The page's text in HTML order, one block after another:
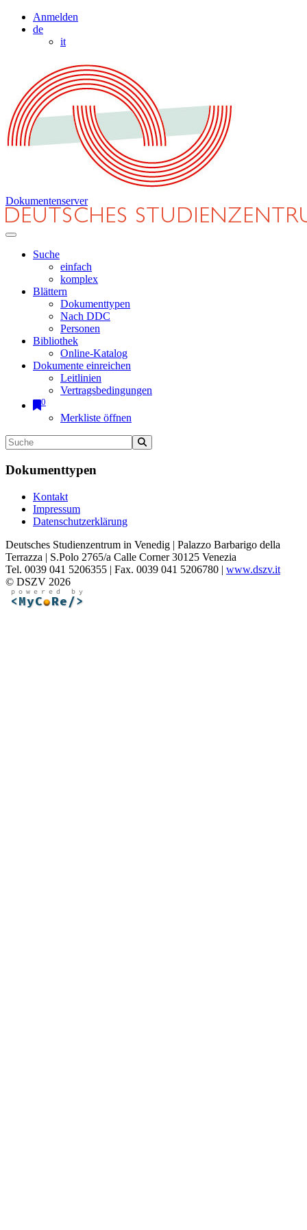
Anmelden
de
it
Dokumentenserver
Suche
einfach
komplex
Blättern
Dokumenttypen
Nach DDC
Personen
Bibliothek
Online-Katalog
Dokumente einreichen
Leitlinien
Vertragsbedingungen
0
Merkliste öffnen
Dokumenttypen
Kontakt
Impressum
Datenschutzerklärung
Deutsches Studienzentrum in Venedig | Palazzo Barbarigo della
Terrazza | S.Polo 2765/a Calle Corner 30125 Venezia
Tel. 0039 041 5206355 | Fax. 0039 041 5206780 | www.dszv.it
© DSZV 2026